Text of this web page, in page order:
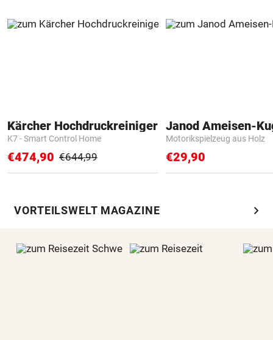
Kärcher Hochdruckreiniger
K7 - Smart Control Home
€474,90 €644,99
Janod Ameisen-
Motorikspielzeug aus Holz
€29,90
VORTEILSWELT MAGAZINE chevron_right